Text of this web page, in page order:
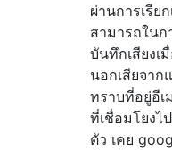
ผ่านการเรีย
สามารถใน
บันทึกเสียง
นอกเสียจาก
ทราบที่อยู่อีเ
ที่เชื่อมโยงไ
ตัว เคย